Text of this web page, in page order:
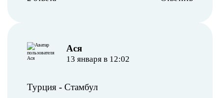
Ася
13 января в 12:02
Турция - Стамбул